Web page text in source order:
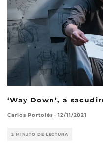
‘Way Down’, a
Carlos Portolés · 12/11/2021
2 MINUTO DE LECTURA